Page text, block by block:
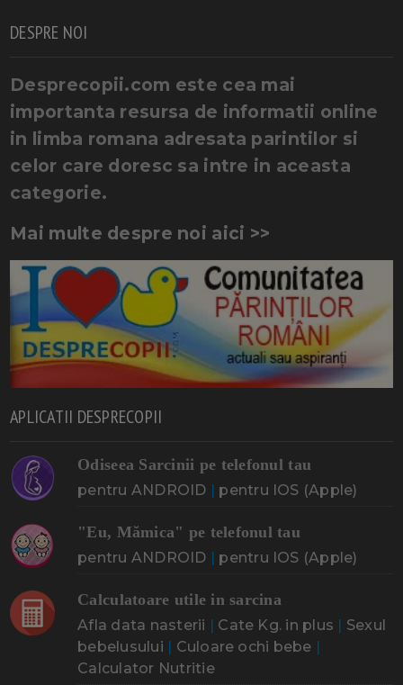
DESPRE NOI
Desprecopii.com este cea mai
importanta resursa de informatii online
in limba romana adresata parintilor si
celor care doresc sa intre in aceasta
categorie.
Mai multe despre noi aici >>
APLICATII DESPRECOPII
Odiseea Sarcinii pe telefonul tau
pentru ANDROID | pentru IOS (Apple)
"Eu, Mămica" pe telefonul tau
pentru ANDROID | pentru IOS (Apple)
Calculatoare utile in sarcina
Afla data nasterii | Cate Kg. in plus | Sexul
bebelusului | Culoare ochi bebe |
Calculator Nutritie